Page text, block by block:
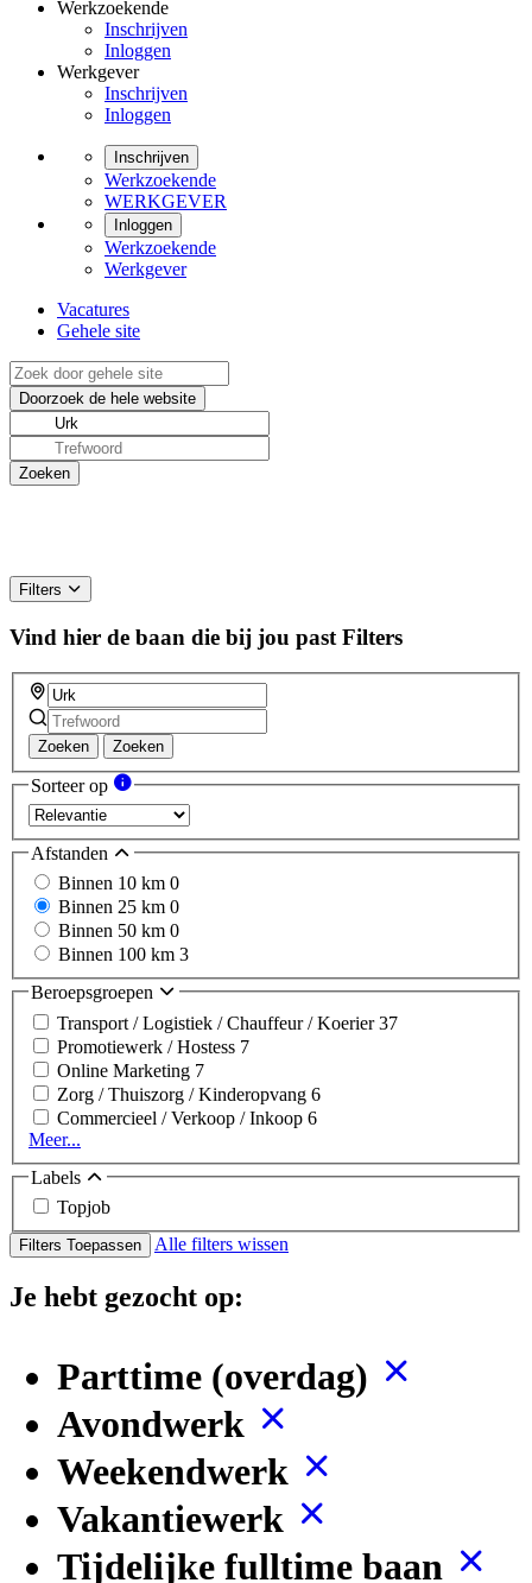
Werkzoekende
Inschrijven
Inloggen
Werkgever
Inschrijven
Inloggen
Inschrijven
Werkzoekende
WERKGEVER
Inloggen
Werkzoekende
Werkgever
Vacatures
Gehele site
Filters
Vind hier de baan die bij jou past Filters
Zoeken Zoeken
Sorteer op
Afstanden
Binnen 10 km 0
Binnen 25 km 0
Binnen 50 km 0
Binnen 100 km 3
Beroepsgroepen
Transport / Logistiek / Chauffeur / Koerier37
Promotiewerk / Hostess 7
Online Marketing 7
Zorg / Thuiszorg / Kinderopvang 6
Commercieel / Verkoop / Inkoop 6
Meer...
Labels
Topjob
Filters Toepassen Alle filters wissen
Je hebt gezocht op:
Parttime (overdag)
Avondwerk
Weekendwerk
Vakantiewerk
Tijdelijke fulltime baan